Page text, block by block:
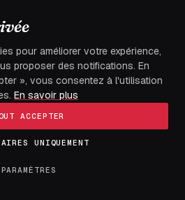
— Tous droits réservés
pour améliorer votre expérience,
proposer des notifications. En
», vous consentez à l'utilisation
En savoir plus
ACCEPTER
UNIQUEMENT
PARAMÈTRES